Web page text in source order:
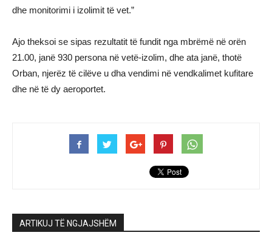
dhe monitorimi i izolimit të vet.”
Ajo theksoi se sipas rezultatit të fundit nga mbrëmë në orën
21.00, janë 930 persona në vetë-izolim, dhe ata janë, thotë
Orban, njerëz të cilëve u dha vendimi në vendkalimet kufitare
dhe në të dy aeroportet.
ARTIKUJ TË NGJAJSHËM